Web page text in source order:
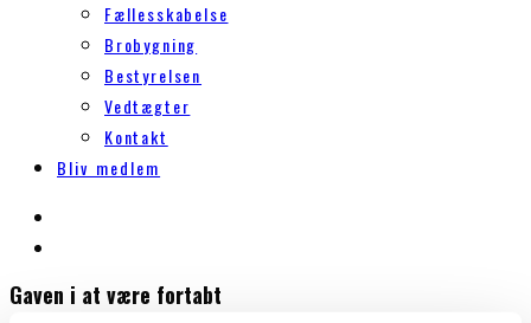
Fællesskabelse
Brobygning
Bestyrelsen
Vedtægter
Kontakt
Bliv medlem
Gaven i at være fortabt